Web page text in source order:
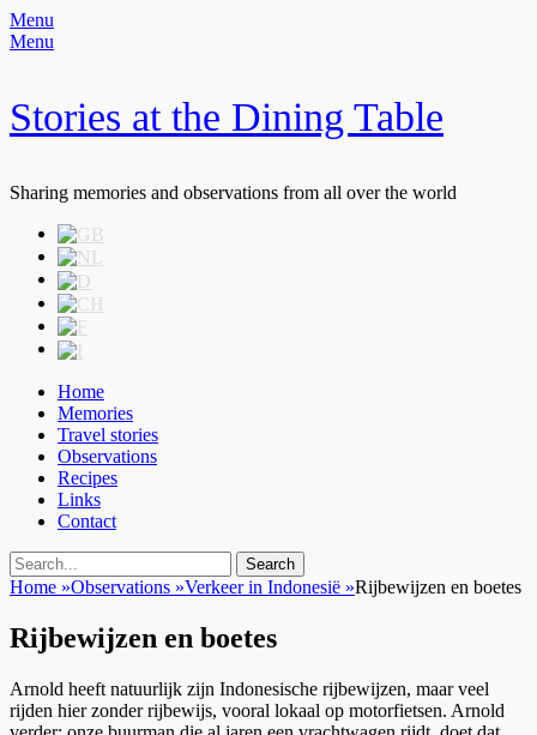
Menu
Menu
Stories at the Dining Table
Sharing memories and observations from all over the world
Header
Right
Menu
Skip
content
Primary
Menu
Skip
content
Home
Memories
Travel stories
Observations
Recipes
Links
Contact
Search
Search
for:
Home »Observations »Verkeer in Indonesië »Rijbewijzen en boetes
Rijbewijzen en boetes
Arnold heeft natuurlijk zijn Indonesische rijbewijzen, maar veel
rijden hier zonder rijbewijs, vooral lokaal op motorfietsen. Arnold